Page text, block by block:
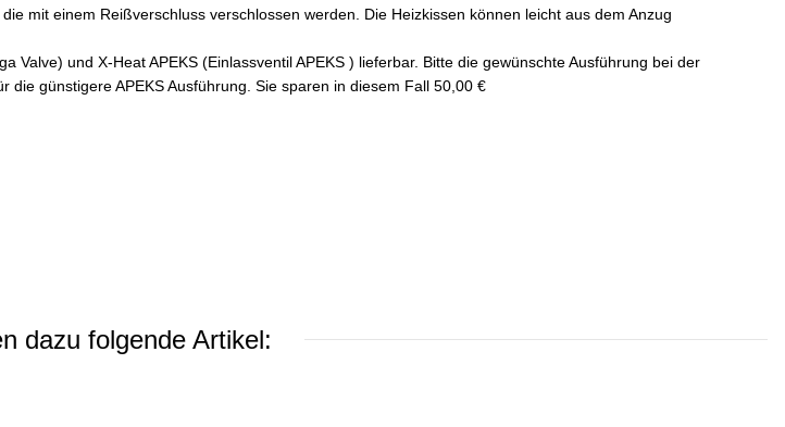
mit einem Reißverschluss verschlossen werden. Die Heizkissen können leicht aus dem Anzug
Valve) und X-Heat APEKS (Einlassventil APEKS ) lieferbar. Bitte die gewünschte Ausführung bei der
günstigere APEKS Ausführung. Sie sparen in diesem Fall 50,00 €
dazu folgende Artikel: